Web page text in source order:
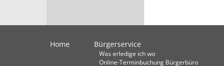
Home Bürgerservice
Was erledige ich wo
Online-Terminbuchung Bürgerbüro